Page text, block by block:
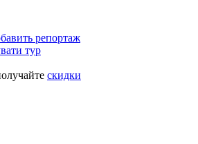
репортаж
тур
скидки